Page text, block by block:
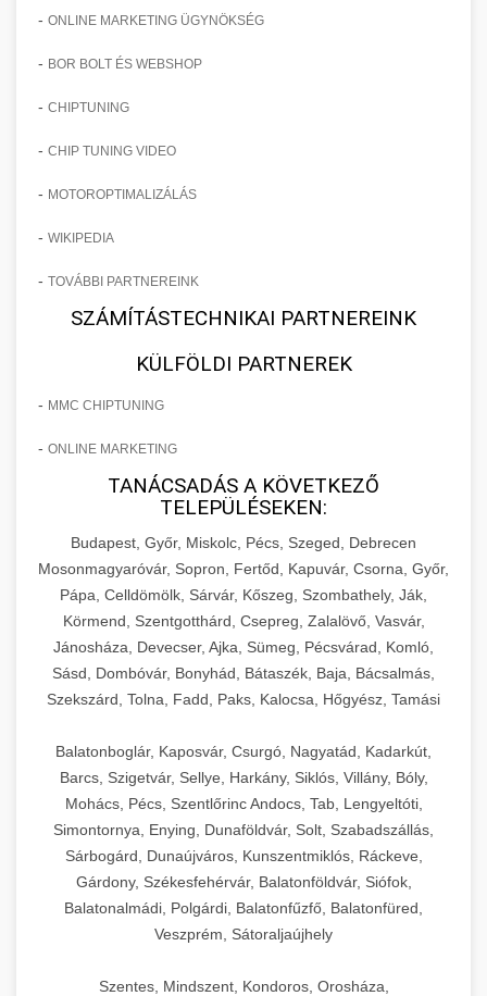
- ONLINE MARKETING ÜGYNÖKSÉG
- BOR BOLT ÉS WEBSHOP
- CHIPTUNING
- CHIP TUNING VIDEO
- MOTOROPTIMALIZÁLÁS
- WIKIPEDIA
- TOVÁBBI PARTNEREINK
SZÁMÍTÁSTECHNIKAI PARTNEREINK
KÜLFÖLDI PARTNEREK
- MMC CHIPTUNING
- ONLINE MARKETING
TANÁCSADÁS A KÖVETKEZŐ
TELEPÜLÉSEKEN:
Budapest, Győr, Miskolc, Pécs, Szeged, Debrecen
Mosonmagyaróvár, Sopron, Fertőd, Kapuvár, Csorna, Győr,
Pápa, Celldömölk, Sárvár, Kőszeg, Szombathely, Ják,
Körmend, Szentgotthárd, Csepreg, Zalalövő, Vasvár,
Jánosháza, Devecser, Ajka, Sümeg, Pécsvárad, Komló,
Sásd, Dombóvár, Bonyhád, Bátaszék, Baja, Bácsalmás,
Szekszárd, Tolna, Fadd, Paks, Kalocsa, Hőgyész, Tamási
Balatonboglár, Kaposvár, Csurgó, Nagyatád, Kadarkút,
Barcs, Szigetvár, Sellye, Harkány, Siklós, Villány, Bóly,
Mohács, Pécs, Szentlőrinc Andocs, Tab, Lengyeltóti,
Simontornya, Enying, Dunaföldvár, Solt, Szabadszállás,
Sárbogárd, Dunaújváros, Kunszentmiklós, Ráckeve,
Gárdony, Székesfehérvár, Balatonföldvár, Siófok,
Balatonalmádi, Polgárdi, Balatonfűzfő, Balatonfüred,
Veszprém, Sátoraljaújhely
Szentes, Mindszent, Kondoros, Orosháza,